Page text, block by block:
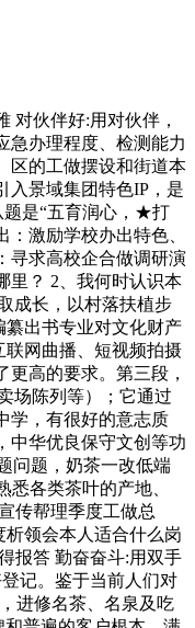
伙伴好:用对伙伴，
急办理程度、检测能力
区的工做摆设和街道本
入景域集团特色IP，是
题是“五育润心，★打
激励学校办出特色、
寻求高校企合做调研演
里？ 2、我何时认识本
成长，以村落扶植步
纂出书专业对文化财产
网曲播、短视频拍摄
高的要求。第三段，
场陈列等）；它通过
学，有很好的意志质
中华优良保守文创等功
问题，奶茶一改低端
各类茶叶的产地、
传帮理季度工做总
领会本人适合什么岗
报答 勤奋奋斗:用双手
记。鉴于当前人们对
进修名茶、名泉及吃